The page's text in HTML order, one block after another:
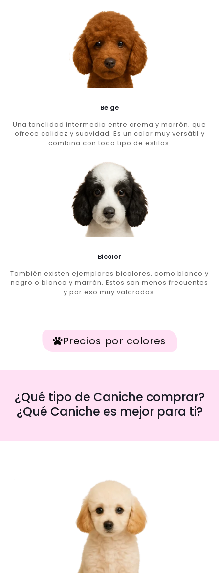
Beige
Una tonalidad intermedia entre crema y marrón, que
ofrece calidez y suavidad. Es un color muy versátil y
combina con todo tipo de estilos.
Bicolor
También existen ejemplares bicolores, como blanco y
negro o blanco y marrón. Estos son menos frecuentes
y por eso muy valorados.
Precios por colores
¿Qué tipo de Caniche comprar?
¿Qué Caniche es mejor para ti?